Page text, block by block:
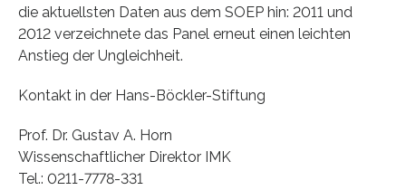
die aktuellsten Daten aus dem SOEP hin: 2011 und
2012 verzeichnete das Panel erneut einen leichten
Anstieg der Ungleichheit.
Kontakt in der Hans-Böckler-Stiftung
Prof. Dr. Gustav A. Horn
Wissenschaftlicher Direktor IMK
Tel.: 0211-7778-331